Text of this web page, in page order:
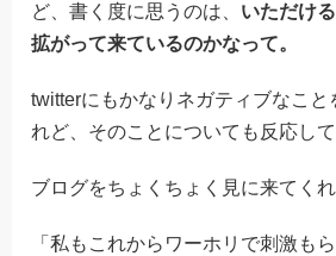
ど、書く度に思うのは、 いただけ
拡がって来ているのかなって。
twitterにもかなりネガティブなこと
れど、そのことについても反応し
ブログをちょくちょく見に来てくれ
「私もこれからワーホリで刺激も